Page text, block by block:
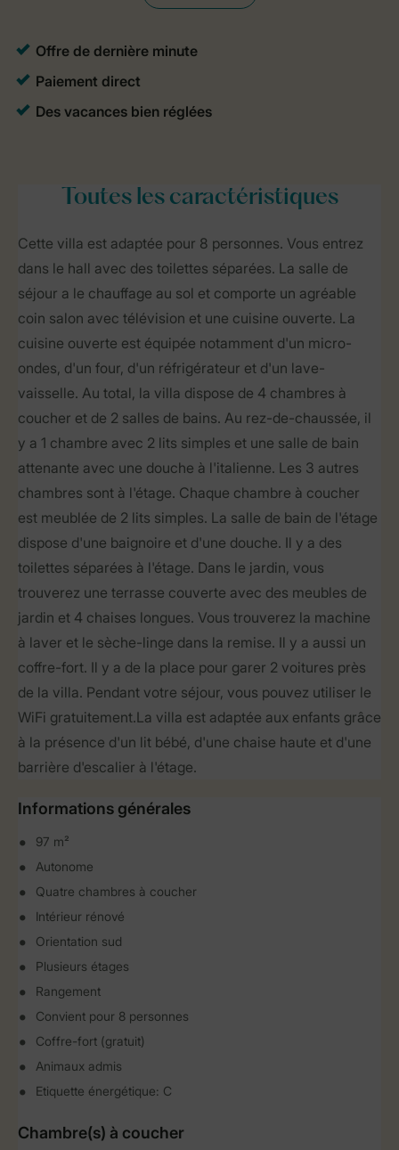
Toutesles caractéristiques
Cette villa est adaptée pour 8 personnes. Vous entrez
dans le hall avec des toilettes séparées. La salle de
séjour a le chauffage au sol et comporte un agréable
coin salon avec télévision et une cuisine ouverte. La
cuisine ouverte est équipée notamment d'un micro-
ondes, d'un four, d'un réfrigérateur et d'un lave-
vaisselle. Au total, la villa dispose de 4 chambres à
coucher et de 2 salles de bains. Au rez-de-chaussée, il
y a 1 chambre avec 2 lits simples et une salle de bain
attenante avec une douche à l'italienne. Les 3 autres
chambres sont à l'étage. Chaque chambre à coucher
est meublée de 2 lits simples. La salle de bain de l'étage
dispose d'une baignoire et d'une douche. Il y a des
toilettes séparées à l'étage. Dans le jardin, vous
trouverez une terrasse couverte avec des meubles de
jardin et 4 chaises longues. Vous trouverez la machine
à laver et le sèche-linge dans la remise. Il y a aussi un
coffre-fort. Il y a de la place pour garer 2 voitures près
de la villa. Pendant votre séjour, vous pouvez utiliser le
WiFi gratuitement.La villa est adaptée aux enfants grâce
à la présence d'un lit bébé, d'une chaise haute et d'une
barrière d'escalier à l'étage.
Informations générales
97 m²
Autonome
Quatre chambres à coucher
Intérieur rénové
Orientation sud
Plusieurs étages
Rangement
Convient pour 8 personnes
Coffre-fort (gratuit)
Animaux admis
Etiquette énergétique: C
Chambre(s) à coucher